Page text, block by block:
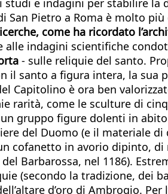
e indagini per stabilire la
Pietro a Roma è molto più
come ha ricordato
indagini scientifiche
- sulle reliquie del santo.
santo a figura intera, la sua
Capitolino è ora ben
come le sculture di
gruppo figure dolenti in
del Duomo (e il materiale
cofanetto in avorio dipinto,
Barbarossa, nel 1186).
(secondo la tradizione, dei
d’oro di Ambrogio.